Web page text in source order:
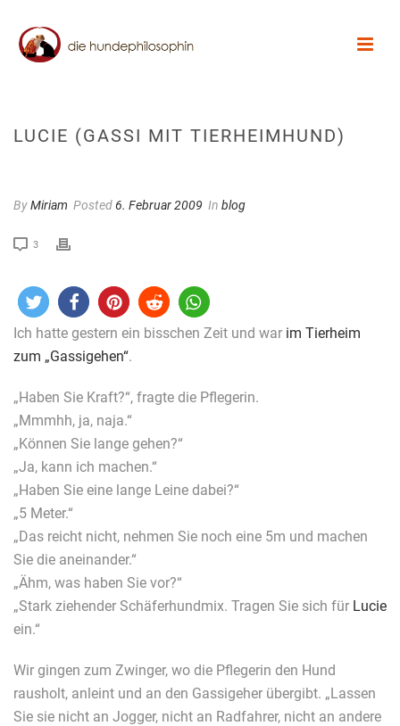
LUCIE (GASSI MIT TIERHEIMHUND)
ByMiriam Posted6. Februar 2009 In blog
3
Ich hatte gestern ein bisschen Zeit und war im Tierheim
zum „Gassigehen“.
„Haben Sie Kraft?“, fragte die Pflegerin.
„Mmmhh, ja, naja.“
„Können Sie lange gehen?“
„Ja, kann ich machen.“
„Haben Sie eine lange Leine dabei?“
„5 Meter.“
„Das reicht nicht, nehmen Sie noch eine 5m und machen
Sie die aneinander.“
„Ähm, was haben Sie vor?“
„Stark ziehender Schäferhundmix. Tragen Sie sich für Lucie
ein.“
Wir gingen zum Zwinger, wo die Pflegerin den Hund
rausholt, anleint und an den Gassigeher übergibt. „Lassen
Sie sie nicht an Jogger, nicht an Radfahrer, nicht an andere